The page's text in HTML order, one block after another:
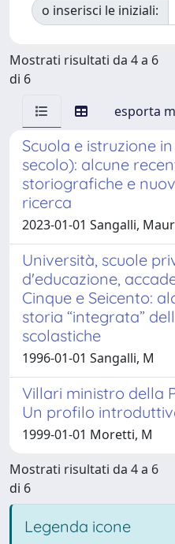
o inserisci le iniziali:
Mostrati risultati da 4 a 6
di 6
esporta
Scuola e istruzione
secolo): alcune
storiografiche e
ricerca
2023-01-01 Sangalli,
Università, scuole
d'educazione,
Cinque e Seicento:
storia “integrata”
scolastiche
1996-01-01 Sangalli, M
Villari ministro della
Un profilo
1999-01-01 Moretti, M
Mostrati risultati da 4 a 6
di 6
Legenda icone